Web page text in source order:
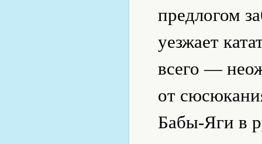
предлогом
уезжает
всего —
от
Бабы-Яги в